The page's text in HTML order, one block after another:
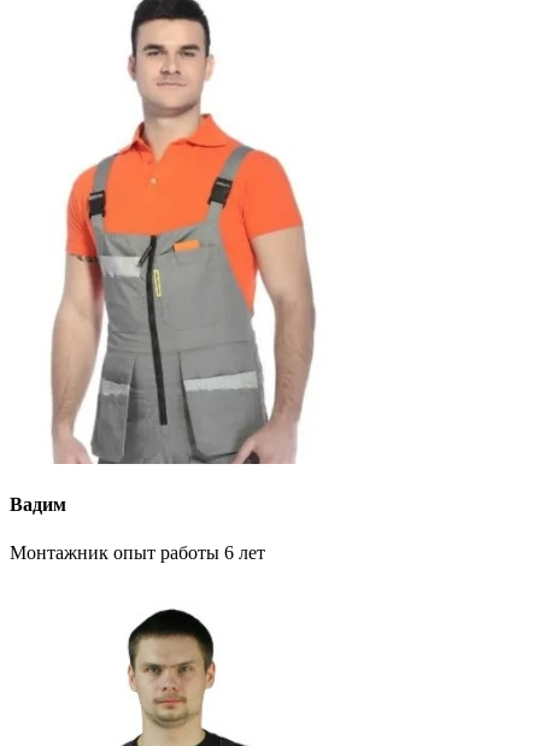
Вадим
Монтажник опыт работы 6 лет